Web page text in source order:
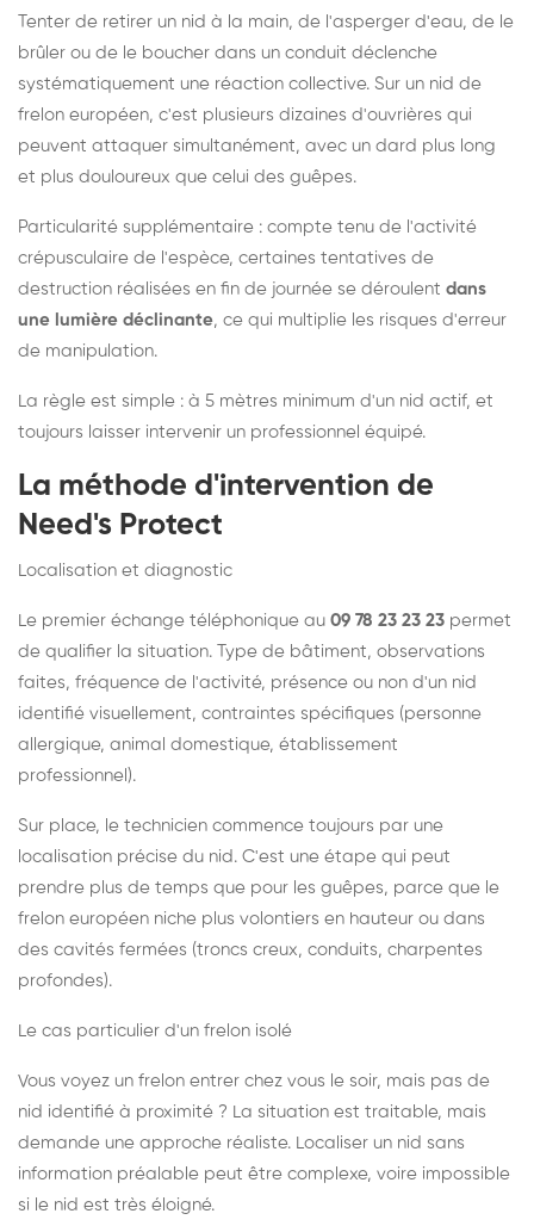
Tenter de retirer un nid à la main, de l'asperger d'eau, de le
brûler ou de le boucher dans un conduit déclenche
systématiquement une réaction collective. Sur un nid de
frelon européen, c'est plusieurs dizaines d'ouvrières qui
peuvent attaquer simultanément, avec un dard plus long
et plus douloureux que celui des guêpes.
Particularité supplémentaire : compte tenu de l'activité
crépusculaire de l'espèce, certaines tentatives de
destruction réalisées en fin de journée se déroulent dans
une lumière déclinante, ce qui multiplie les risques d'erreur
de manipulation.
La règle est simple : à 5 mètres minimum d'un nid actif, et
toujours laisser intervenir un professionnel équipé.
La méthode d'intervention de
Need's Protect
Localisation et diagnostic
Le premier échange téléphonique au 09 78 23 23 23 permet
de qualifier la situation. Type de bâtiment, observations
faites, fréquence de l'activité, présence ou non d'un nid
identifié visuellement, contraintes spécifiques (personne
allergique, animal domestique, établissement
professionnel).
Sur place, le technicien commence toujours par une
localisation précise du nid. C'est une étape qui peut
prendre plus de temps que pour les guêpes, parce que le
frelon européen niche plus volontiers en hauteur ou dans
des cavités fermées (troncs creux, conduits, charpentes
profondes).
Le cas particulier d'un frelon isolé
Vous voyez un frelon entrer chez vous le soir, mais pas de
nid identifié à proximité ? La situation est traitable, mais
demande une approche réaliste. Localiser un nid sans
information préalable peut être complexe, voire impossible
si le nid est très éloigné.